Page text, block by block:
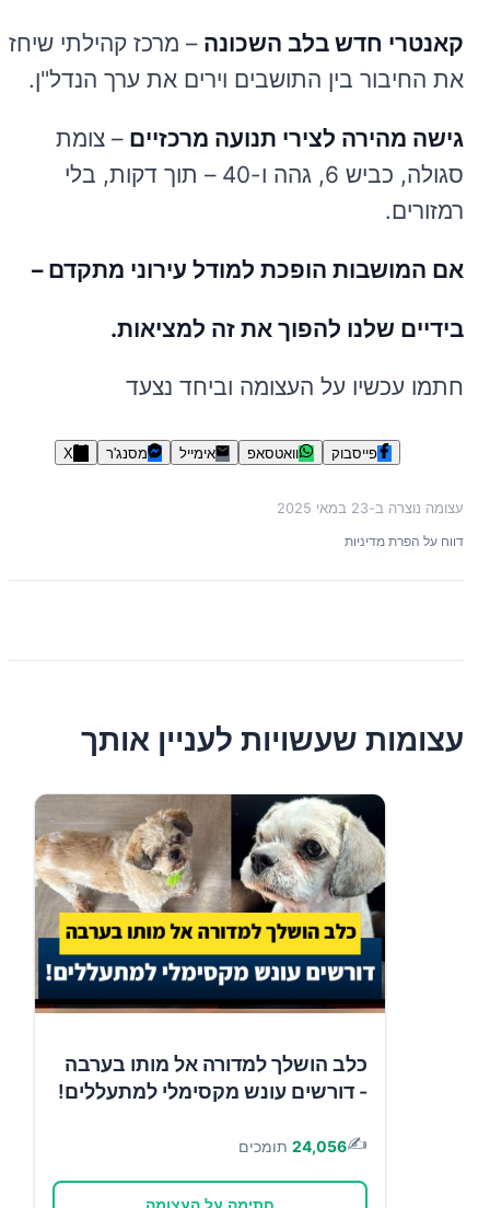
קאנטרי חדש בלב השכונה – מרכז קהילתי
את החיבור בין התושבים וירים את ערך הנדל"ן.
גישה מהירה לצירי תנועה מרכזיים – צומת
סגולה, כביש 6, גהה ו-40 – תוך דקות, בלי
רמזורים.
אם המושבות הופכת למודל עירוני מתקדם –
בידיים שלנו להפוך את זה למציאות.
חתמו עכשיו על העצומה וביחד נצעד
פייסבוק וואטסאפ אימייל מסנג'ר X
עצומה נוצרה ב-23 במאי 2025
דווח על הפרת מדיניות
עצומות שעשויות לעניין אותך
כלב הושלך למדורה אל מותו בערבה
- דורשים עונש מקסימלי למתעללים!
✍️
24,056 תומכים